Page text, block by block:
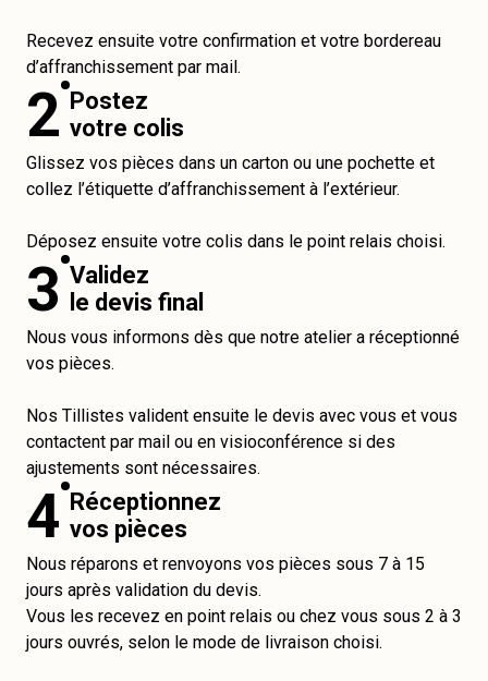
Recevez ensuite votre confirmation et votre bordereau
d’affranchissement par mail.
2 Postez
votre colis
Glissez vos pièces dans un carton ou une pochette et
collez l’étiquette d’affranchissement à l’extérieur.
Déposez ensuite votre colis dans le point relais choisi.
3 Validez
le devis final
Nous vous informons dès que notre atelier a réceptionné
vos pièces.
Nos Tillistes valident ensuite le devis avec vous et vous
contactent par mail ou en visioconférence si des
ajustements sont nécessaires.
4 Réceptionnez
vos pièces
Nous réparons et renvoyons vos pièces sous 7 à 15
jours après validation du devis.
Vous les recevez en point relais ou chez vous sous 2 à 3
jours ouvrés, selon le mode de livraison choisi.